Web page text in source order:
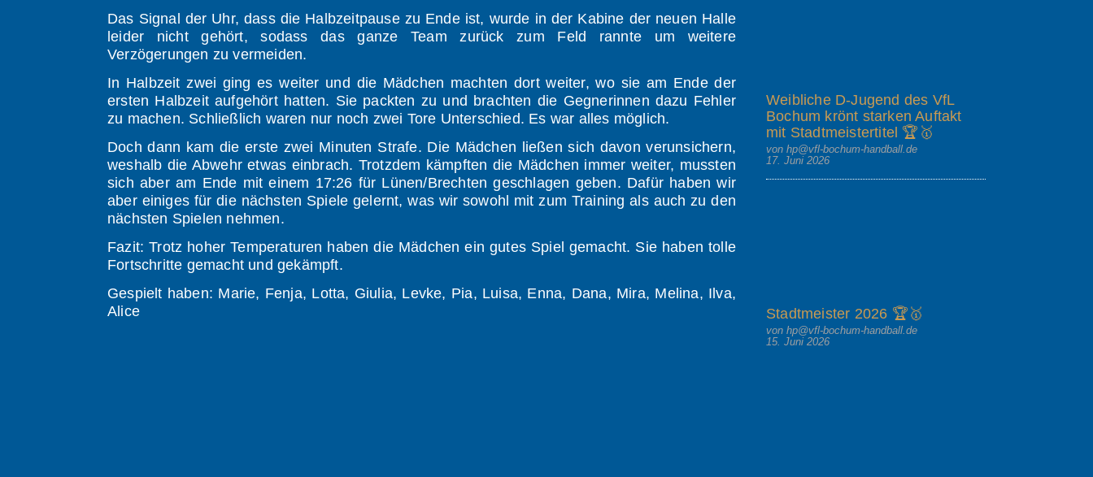
Das Signal der Uhr, dass die Halbzeitpause zu Ende ist, wurde in der Kabine der neuen Halle
leider nicht gehört, sodass das ganze Team zurück zum Feld rannte um weitere
Verzögerungen zu vermeiden.
In Halbzeit zwei ging es weiter und die Mädchen machten dort weiter, wo sie am Ende der
ersten Halbzeit aufgehört hatten. Sie packten zu und brachten die Gegnerinnen dazu Fehler
zu machen. Schließlich waren nur noch zwei Tore Unterschied. Es war alles möglich.
Doch dann kam die erste zwei Minuten Strafe. Die Mädchen ließen sich davon verunsichern,
weshalb die Abwehr etwas einbrach. Trotzdem kämpften die Mädchen immer weiter, mussten
sich aber am Ende mit einem 17:26 für Lünen/Brechten geschlagen geben. Dafür haben wir
aber einiges für die nächsten Spiele gelernt, was wir sowohl mit zum Training als auch zu den
nächsten Spielen nehmen.
Fazit: Trotz hoher Temperaturen haben die Mädchen ein gutes Spiel gemacht. Sie haben tolle
Fortschritte gemacht und gekämpft.
Gespielt haben: Marie, Fenja, Lotta, Giulia, Levke, Pia, Luisa, Enna, Dana, Mira, Melina, Ilva,
Alice
Weibliche D-Jugend des VfL
Bochum krönt starken Auftakt
mit Stadtmeistertitel 🏆🥇
von hp@vfl-bochum-handball.de
17. Juni 2026
Stadtmeister 2026 🏆🥇
von hp@vfl-bochum-handball.de
15. Juni 2026